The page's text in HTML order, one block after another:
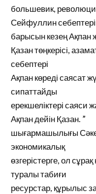
большевик,
Сейфуллин
барысын кезең Ақпан
Қазан төңкерісі,
себептері
Ақпан көреді саясат
сипаттайды
ерекшеліктері саяси
Ақпан дейін Қазан. ”
шығармашылығы
экономикалық
өзгерістерге, ол сұрақ
туралы табиғи
ресурстар, құрылыс